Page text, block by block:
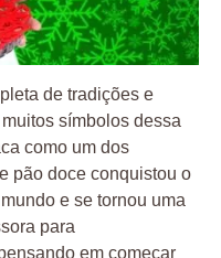
de tradições e
símbolos dessa
como um dos
pão doce conquistou o
e se tornou uma
para
em começar